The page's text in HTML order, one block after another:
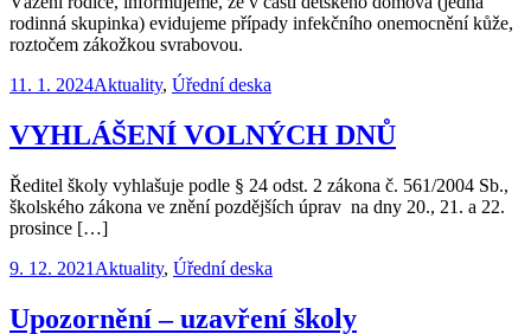
rodinná skupinka) evidujeme případy infekčního onemocnění kůže,
roztočem zákožkou svrabovou.
11. 1. 2024Aktuality, Úřední deska
VYHLÁŠENÍ VOLNÝCH DNŮ
Ředitel školy vyhlašuje podle § 24 odst. 2 zákona č. 561/2004 Sb.,
školského zákona ve znění pozdějších úprav na dny 20., 21. a 22.
prosince […]
9. 12. 2021 Aktuality, Úřední deska
Upozornění – uzavření školy